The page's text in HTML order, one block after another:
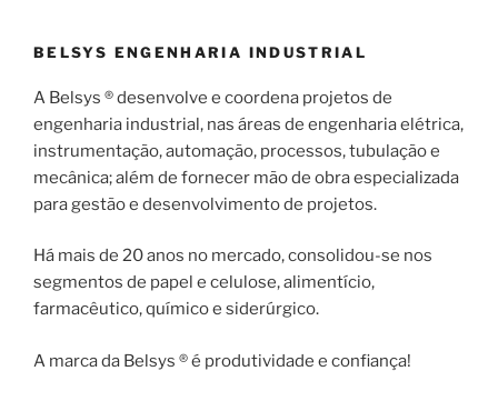
BELSYS ENGENHARIA INDUSTRIAL
A Belsys ® desenvolve e coordena projetos de
engenharia industrial, nas áreas de engenharia elétrica,
instrumentação, automação, processos, tubulação e
mecânica; além de fornecer mão de obra especializada
para gestão e desenvolvimento de projetos.
Há mais de 20 anos no mercado, consolidou-se nos
segmentos de papel e celulose, alimentício,
farmacêutico, químico e siderúrgico.
A marca da Belsys ® é produtividade e confiança!